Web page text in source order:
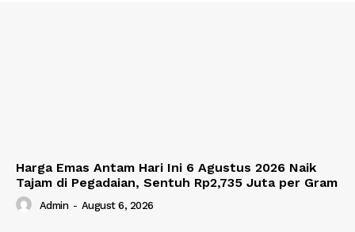
Harga Emas Antam Hari Ini 6 Agustus 2026 Naik
Tajam di Pegadaian, Sentuh Rp2,735 Juta per Gram
Admin - August 6, 2026